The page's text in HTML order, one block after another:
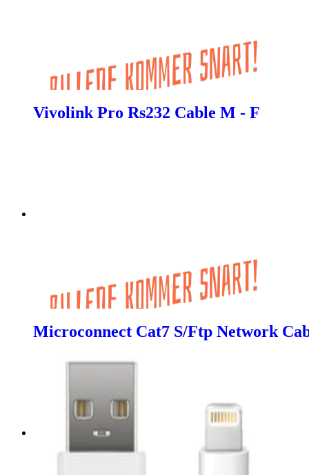
Vivolink Pro Rs232 Cable M - F
Microconnect Cat7 S/Ftp Network